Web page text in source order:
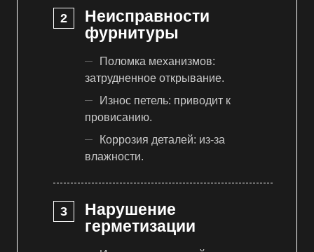
Неисправности
фурнитуры
Поломка механизмов:
затрудненное открывание.
Износ петель: приводит к
провисанию.
Коррозия деталей: из-за
влажности.
Нарушение
герметизации